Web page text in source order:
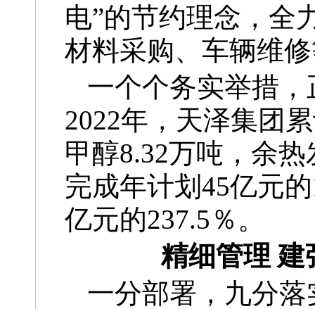
电”的节约理念，全
材料采购、车辆维
一个个务实举措
2022年，天泽集团
甲醇8.32万吨，余
完成年计划45亿元
亿元的237.5％。
精细管理 建
一分部署，九分